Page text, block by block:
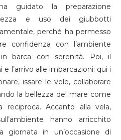
guidato la preparazione
e uso dei giubbotti
perché ha permesso
confidenza con l’ambiente
barca con serenità. Poi, il
l’arrivo alle imbarcazioni: qui i
issare le vele, collaborare
la bellezza del mare come
Accanto alla vela,
hanno arricchito
giornata in un’occasione di